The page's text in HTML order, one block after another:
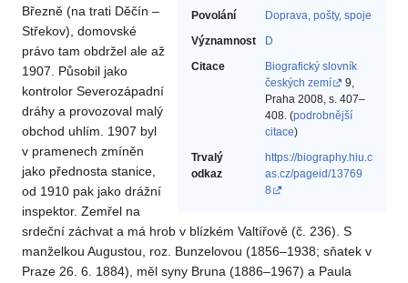
Povolání
Doprava, pošty, spoje‎
Významnost
D
Citace
Biografický slovník
českých zemí
9,
Praha 2008, s. 407–
408. (podrobnější
citace)
Trvalý
odkaz
https://biography.hiu.c
as.cz/pageid/13769
8
Březně (na trati Děčín –
Střekov), domovské
právo tam obdržel ale až
1907. Působil jako
kontrolor Severozápadní
dráhy a provozoval malý
obchod uhlím. 1907 byl
v pramenech zmíněn
jako přednosta stanice,
od 1910 pak jako drážní
inspektor. Zemřel na
srdeční záchvat a má hrob v blízkém Valtířově (č. 236). S
manželkou Augustou, roz. Bunzelovou (1856–1938; sňatek v
Praze 26. 6. 1884), měl syny Bruna (1886–1967) a Paula